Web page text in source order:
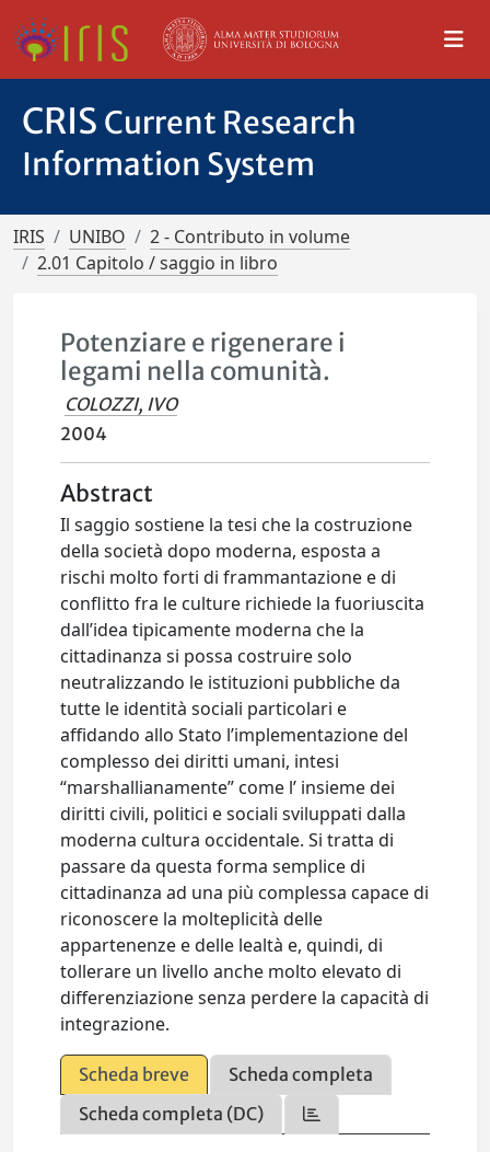
CRIS Current Research
Information System
IRIS UNIBO
2 - Contributo in volume
2.01 Capitolo / saggio in libro
Potenziare e rigenerare i
legami nella comunità.
COLOZZI, IVO
2004
Abstract
Il saggio sostiene la tesi che la costruzione
della società dopo moderna, esposta a
rischi molto forti di frammantazione e di
conflitto fra le culture richiede la fuoriuscita
dall’idea tipicamente moderna che la
cittadinanza si possa costruire solo
neutralizzando le istituzioni pubbliche da
tutte le identità sociali particolari e
affidando allo Stato l’implementazione del
complesso dei diritti umani, intesi
“marshallianamente” come l’ insieme dei
diritti civili, politici e sociali sviluppati dalla
moderna cultura occidentale. Si tratta di
passare da questa forma semplice di
cittadinanza ad una più complessa capace di
riconoscere la molteplicità delle
appartenenze e delle lealtà e, quindi, di
tollerare un livello anche molto elevato di
differenziazione senza perdere la capacità di
integrazione.
Scheda breve
Scheda completa
Scheda completa (DC)